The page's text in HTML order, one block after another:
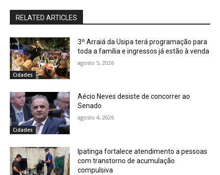
RELATED ARTICLES
Cidades
3º Arraiá da Usipa terá programação para
toda a família e ingressos já estão à venda
agosto 5, 2026
Cidades
Aécio Neves desiste de concorrer ao
Senado
agosto 4, 2026
Ipatinga fortalece atendimento a pessoas
com transtorno de acumulação
compulsiva